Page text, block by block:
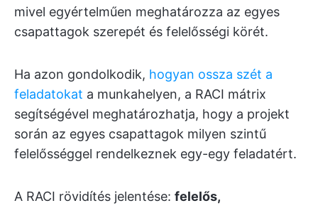
mivel egyértelműen meghatározza az egyes
csapattagok szerepét és felelősségi körét.
Ha azon gondolkodik, hogyan ossza szét a
feladatokat a munkahelyen, a RACI mátrix
segítségével meghatározhatja, hogy a projekt
során az egyes csapattagok milyen szintű
felelősséggel rendelkeznek egy-egy feladatért.
A RACI rövidítés jelentése: felelős,